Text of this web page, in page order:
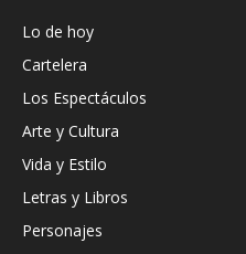
Lo de hoy
Cartelera
Los Espectáculos
Arte y Cultura
Vida y Estilo
Letras y Libros
Personajes